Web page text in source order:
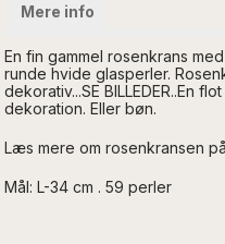
Mere info
En fin gammel rosenkrans
runde hvide glasperler.
dekorativ...SE BILLEDER..En
dekoration. Eller bøn.
Læs mere om rosenkransen
Mål: L-34 cm . 59 perler